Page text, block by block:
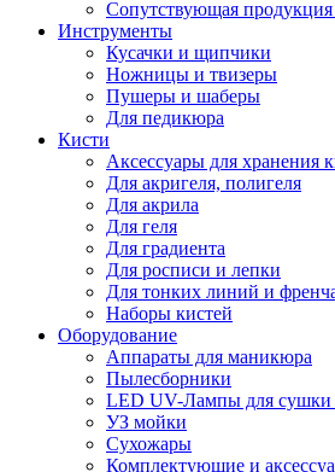
Сопутствующая
Инструменты
Кусачки и щипчики
Ножницы и твизеры
Пушеры и шаберы
Для педикюра
Кисти
Аксессуары для хранения
Для акригеля, полигеля
Для акрила
Для геля
Для градиента
Для росписи и лепки
Для тонких линий и
Наборы кистей
Оборудование
Аппараты для маникюра
Пылесборники
LED UV-Лампы для сушки
УЗ мойки
Сухожары
Комплектующие и